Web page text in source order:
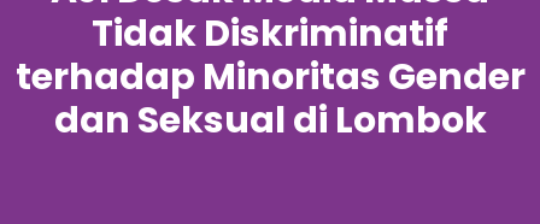
Tidak Diskriminatif
terhadap Minoritas Gender
dan Seksual di Lombok